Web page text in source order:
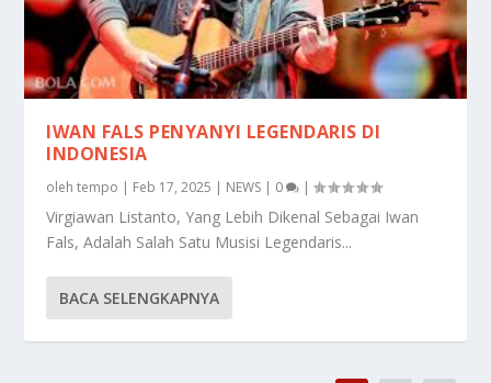
IWAN FALS PENYANYI LEGENDARIS DI
INDONESIA
olehtempo | Feb 17, 2025 | NEWS | 0 |
Virgiawan Listanto, Yang Lebih Dikenal Sebagai Iwan
Fals, Adalah Salah Satu Musisi Legendaris...
BACA SELENGKAPNYA